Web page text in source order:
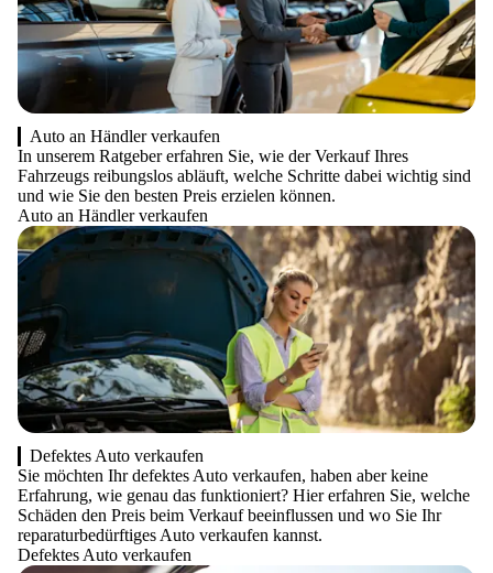
Auto an Händler verkaufen
In unserem Ratgeber erfahren Sie, wie der Verkauf Ihres
Fahrzeugs reibungslos abläuft, welche Schritte dabei wichtig sind
und wie Sie den besten Preis erzielen können.
Auto an Händler verkaufen
Defektes Auto verkaufen
Sie möchten Ihr defektes Auto verkaufen, haben aber keine
Erfahrung, wie genau das funktioniert? Hier erfahren Sie, welche
Schäden den Preis beim Verkauf beeinflussen und wo Sie Ihr
reparaturbedürftiges Auto verkaufen kannst.
Defektes Auto verkaufen